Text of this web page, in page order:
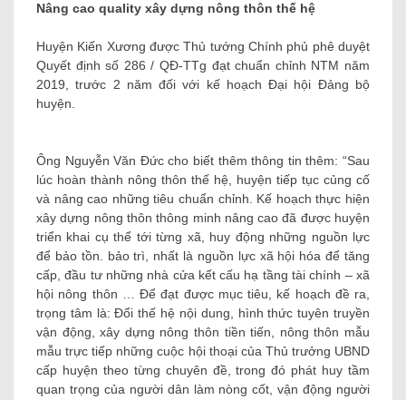
Nâng cao quality xây dựng nông thôn thế hệ
Huyện Kiến Xương được Thủ tướng Chính phủ phê duyệt
Quyết định số 286 / QĐ-TTg đạt chuẩn chỉnh NTM năm
2019, trước 2 năm đối với kế hoạch Đại hội Đảng bộ
huyện.
Ông Nguyễn Văn Đức cho biết thêm thông tin thêm: “Sau
lúc hoàn thành nông thôn thế hệ, huyện tiếp tục củng cố
và nâng cao những tiêu chuẩn chỉnh. Kế hoạch thực hiện
xây dựng nông thôn thông minh nâng cao đã được huyện
triển khai cụ thể tới từng xã, huy động những nguồn lực
để bảo tồn. bảo trì, nhất là nguồn lực xã hội hóa để tăng
cấp, đầu tư những nhà cửa kết cấu hạ tầng tài chính – xã
hội nông thôn … Để đạt được mục tiêu, kế hoạch đề ra,
trọng tâm là: Đổi thế hệ nội dung, hình thức tuyên truyền
vận động, xây dựng nông thôn tiền tiến, nông thôn mẫu
mẫu trực tiếp những cuộc hội thoại của Thủ trưởng UBND
cấp huyện theo từng chuyên đề, trong đó phát huy tầm
quan trọng của người dân làm nòng cốt, vận động người